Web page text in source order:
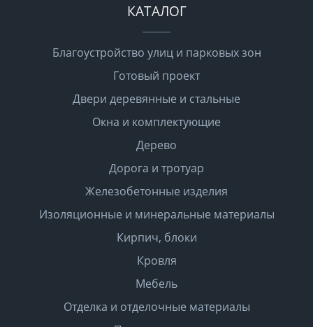
КАТАЛОГ
Благоустройство улиц и парковых зон
Готовый проект
Двери деревянные и стальные
Окна и комплектующие
Дерево
Дорога и тротуар
Железобетонные изделия
Изоляционные и минеральные материалы
Кирпич, блоки
Кровля
Мебель
Отделка и отделочные материалы